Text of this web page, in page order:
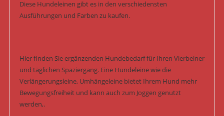
Diese Hundeleinen gibt es in den verschiedensten
Ausführungen und Farben zu kaufen.
Hier finden Sie ergänzenden Hundebedarf für Ihren Vierbeiner
und täglichen Spaziergang. Eine Hundeleine wie die
Verlängerungsleine, Umhängeleine bietet Ihrem Hund mehr
Bewegungsfreiheit und kann auch zum Joggen genutzt
werden,.